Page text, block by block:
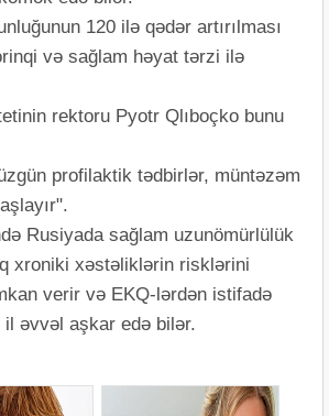
120 ilə qədər artırılması
və sağlam həyat tərzi ilə
rektoru Pyotr Qlıboçko bunu
profilaktik tədbirlər, müntəzəm
Rusiyada sağlam uzunömürlülük
xroniki xəstəliklərin risklərini
verir və EKQ-lərdən istifadə
il əvvəl aşkar edə bilər.